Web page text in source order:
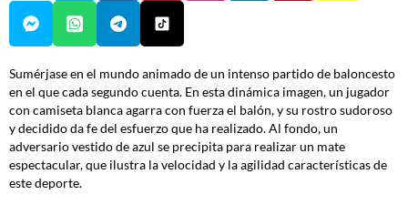
Sumérjase en el mundo animado de un intenso partido de baloncesto
en el que cada segundo cuenta. En esta dinámica imagen, un jugador
con camiseta blanca agarra con fuerza el balón, y su rostro sudoroso
y decidido da fe del esfuerzo que ha realizado. Al fondo, un
adversario vestido de azul se precipita para realizar un mate
espectacular, que ilustra la velocidad y la agilidad características de
este deporte.